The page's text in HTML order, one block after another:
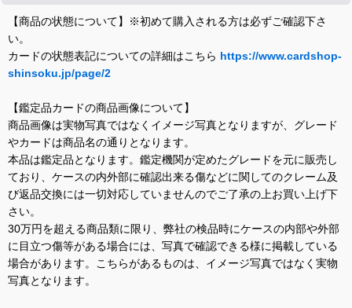
【商品の状態について】※初めて購入される方は必ずご確認下さ
い。
カードの状態表記についての詳細はこちら https://www.cardshop-
shinsoku.jp/page/2
【鑑定品カードの商品画像について】
商品画像は実物写真ではなくイメージ写真となりますが、グレード
やカードは商品名の通りとなります。
本品は鑑定品となります。鑑定機関が定めたグレードを元に販売し
ており、ケースの内外部に確認出来る傷などに関してのクレーム及
び返品交換には一切対応していませんのでご了承の上お買い上げ下
さい。
30万円を超える商品類に限り、弊社の検品時にケースの内部や外部
に目立つ傷等がある場合には、写真で確認できる様に掲載している
場合があります。こちらがあるものは、イメージ写真ではなく実物
写真となります。